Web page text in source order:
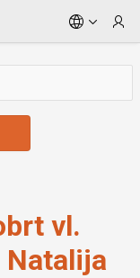
vl.
Natalija